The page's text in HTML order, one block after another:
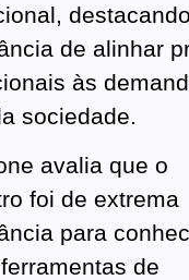
de alinhar
às
sociedade.
avalia que o
foi de extrema
para
de